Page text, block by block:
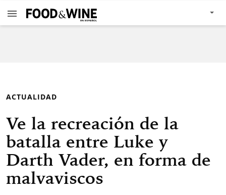
ACTUALIDAD
Ve la recreación de la
batalla entre Luke y
Darth Vader, en forma de
malvaviscos